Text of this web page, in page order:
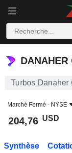
DANAHER
DANAHER
Turbos Danaher
Marché Fermé - NYSE
204,76 USD
Synthèse